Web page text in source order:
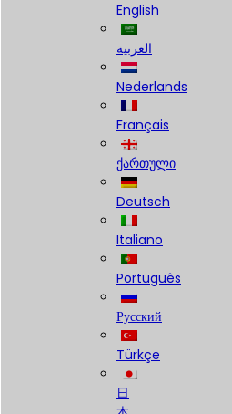
English
العربية
Nederlands
Français
ქართული
Deutsch
Italiano
Português
Русский
Türkçe
日